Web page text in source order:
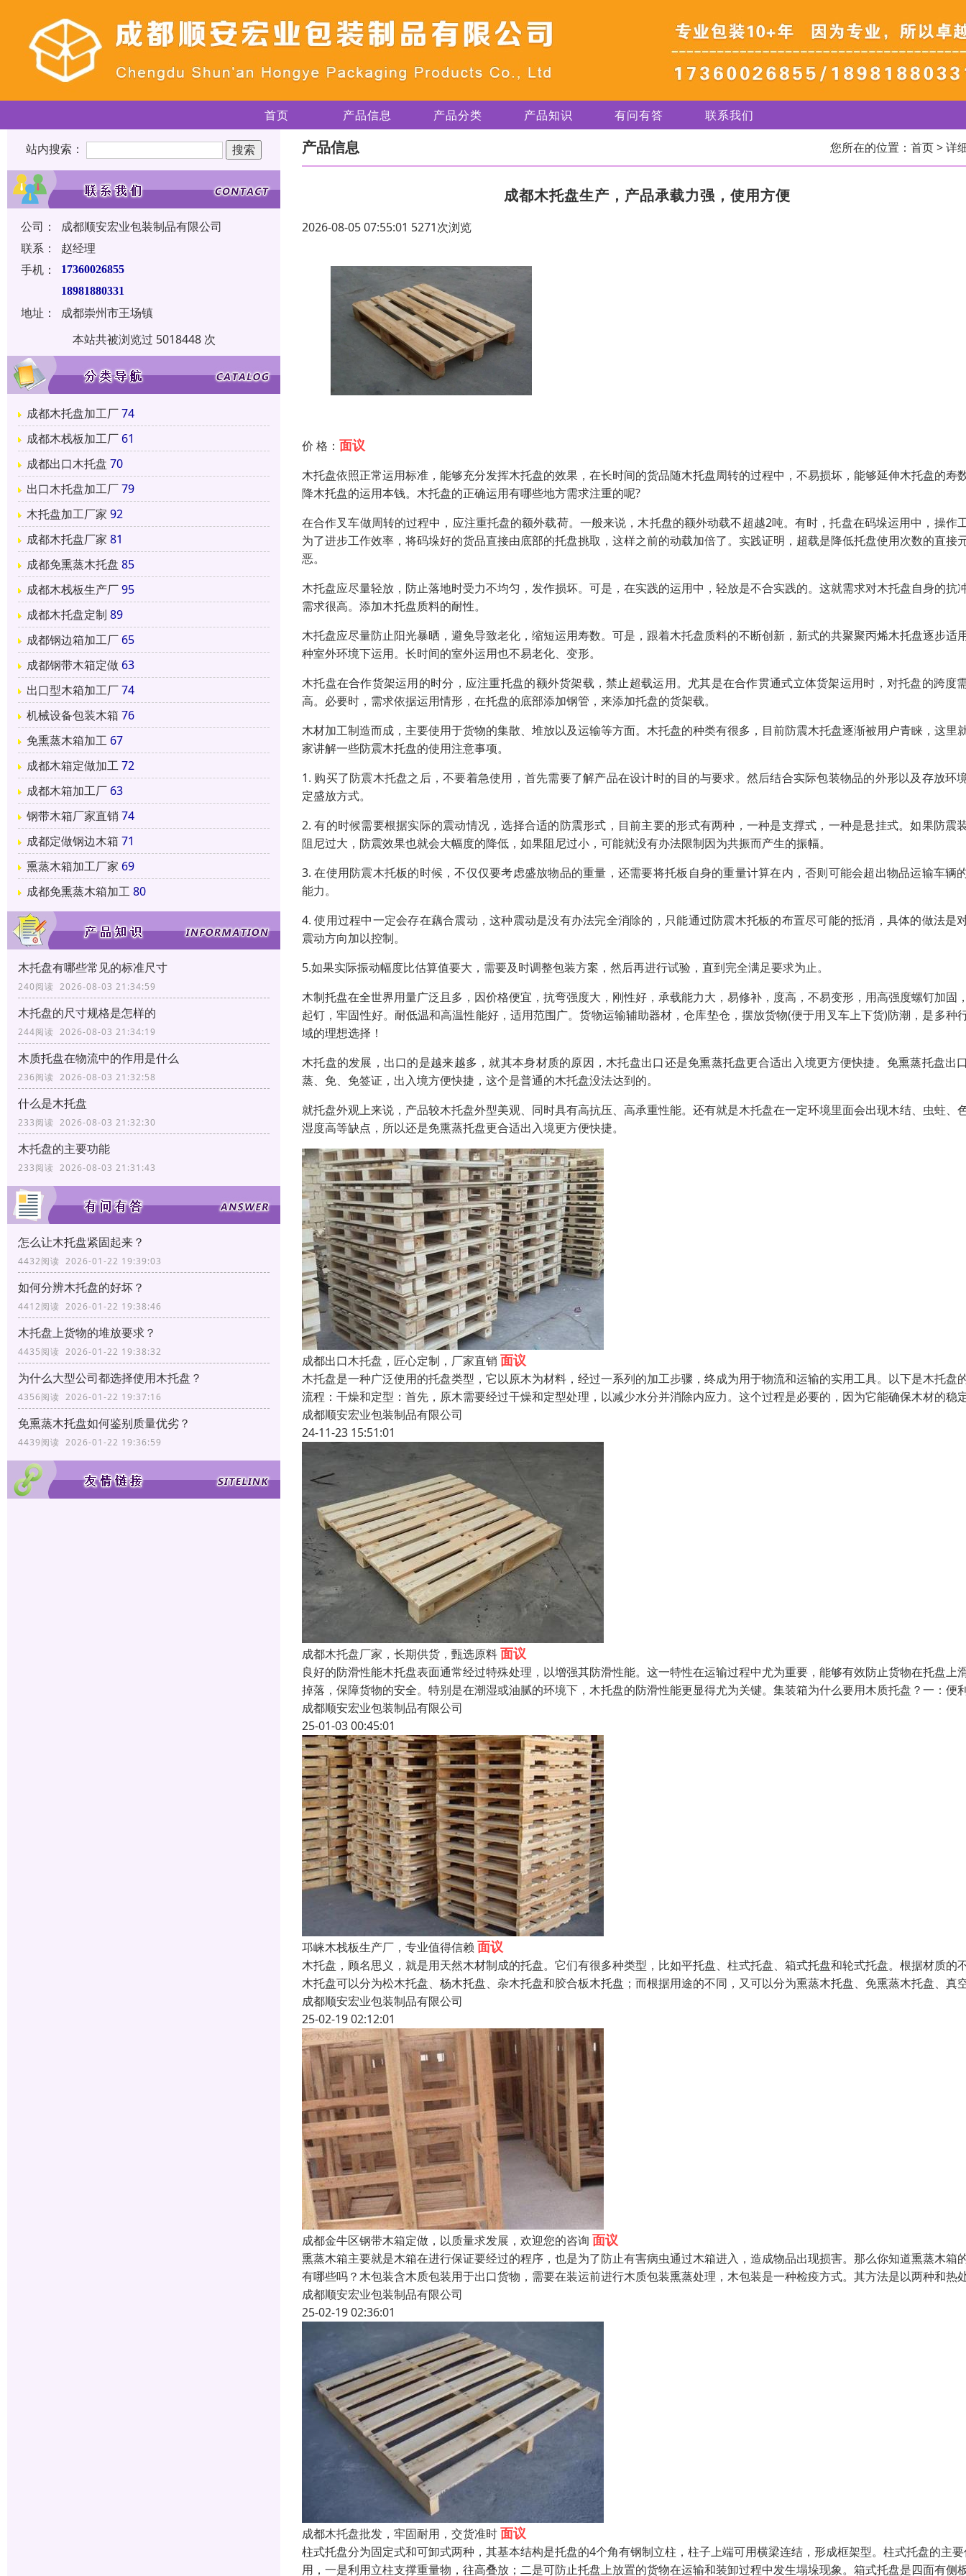
首页 产品信息 产品分类 产品知识 有问有答 联系我们
站内搜索：
公司：
成都顺安宏业包装制品有限公司
联系：
赵经理
手机：
17360026855
18981880331
地址：
成都崇州市王场镇
本站共被浏览过 5018448 次
成都木托盘加工厂74
成都木栈板加工厂 61
成都出口木托盘 70
出口木托盘加工厂79
木托盘加工厂家 92
成都木托盘厂家 81
成都免熏蒸木托盘 85
成都木栈板生产厂95
成都木托盘定制 89
成都钢边箱加工厂 65
成都钢带木箱定做 63
出口型木箱加工厂74
机械设备包装木箱 76
免熏蒸木箱加工 67
成都木箱定做加工72
成都木箱加工厂 63
钢带木箱厂家直销 74
成都定做钢边木箱 71
熏蒸木箱加工厂家 69
成都免熏蒸木箱加工80
木托盘有哪些常见的标准尺寸
240阅读 2026-08-03 21:34:59
木托盘的尺寸规格是怎样的
244阅读 2026-08-03 21:34:19
木质托盘在物流中的作用是什么
236阅读 2026-08-03 21:32:58
什么是木托盘
233阅读 2026-08-03 21:32:30
木托盘的主要功能
233阅读 2026-08-03 21:31:43
怎么让木托盘紧固起来？
4432阅读 2026-01-22 19:39:03
如何分辨木托盘的好坏？
4412阅读 2026-01-22 19:38:46
木托盘上货物的堆放要求？
4435阅读 2026-01-22 19:38:32
为什么大型公司都选择使用木托盘？
4356阅读 2026-01-22 19:37:16
免熏蒸木托盘如何鉴别质量优劣？
4439阅读 2026-01-22 19:36:59
产品信息 您所在的位置： 首页> 详
成都木托盘生产，产品承载力强，使用方便
2026-08-05 07:55:01 5271次浏览
价 格： 面议
木托盘依照正常运用标准，能够充分发挥木托盘的效果，在长时间的货品随木托盘周转的过程中，不易损坏，能够延伸木托盘的寿
降木托盘的运用本钱。木托盘的正确运用有哪些地方需求注重的呢?
在合作叉车做周转的过程中，应注重托盘的额外载荷。一般来说，木托盘的额外动载不超越2吨。有时，托盘在码垛运用中，操作
为了进步工作效率，将码垛好的货品直接由底部的托盘挑取，这样之前的动载加倍了。实践证明，超载是降低托盘使用次数的直接
恶。
木托盘应尽量轻放，防止落地时受力不均匀，发作损坏。可是，在实践的运用中，轻放是不合实践的。这就需求对木托盘自身的抗
需求很高。添加木托盘质料的耐性。
木托盘应尽量防止阳光暴晒，避免导致老化，缩短运用寿数。可是，跟着木托盘质料的不断创新，新式的共聚聚丙烯木托盘逐步适
种室外环境下运用。长时间的室外运用也不易老化、变形。
木托盘在合作货架运用的时分，应注重托盘的额外货架载，禁止超载运用。尤其是在合作贯通式立体货架运用时，对托盘的跨度
高。必要时，需求依据运用情形，在托盘的底部添加钢管，来添加托盘的货架载。
木材加工制造而成，主要使用于货物的集散、堆放以及运输等方面。木托盘的种类有很多，目前防震木托盘逐渐被用户青睐，这里
家讲解一些防震木托盘的使用注意事项。
1. 购买了防震木托盘之后，不要着急使用，首先需要了解产品在设计时的目的与要求。然后结合实际包装物品的外形以及存放环
定盛放方式。
2. 有的时候需要根据实际的震动情况，选择合适的防震形式，目前主要的形式有两种，一种是支撑式，一种是悬挂式。如果防震
阻尼过大，防震效果也就会大幅度的降低，如果阻尼过小，可能就没有办法限制因为共振而产生的振幅。
3. 在使用防震木托板的时候，不仅仅要考虑盛放物品的重量，还需要将托板自身的重量计算在内，否则可能会超出物品运输车辆
能力。
4. 使用过程中一定会存在藕合震动，这种震动是没有办法完全消除的，只能通过防震木托板的布置尽可能的抵消，具体的做法是
震动方向加以控制。
5.如果实际振动幅度比估算值要大，需要及时调整包装方案，然后再进行试验，直到完全满足要求为止。
木制托盘在全世界用量广泛且多，因价格便宜，抗弯强度大，刚性好，承载能力大，易修补，度高，不易变形，用高强度螺钉加固
起钉，牢固性好。耐低温和高温性能好，适用范围广。货物运输辅助器材，仓库垫仓，摆放货物(便于用叉车上下货)防潮，是多种
域的理想选择！
木托盘的发展，出口的是越来越多，就其本身材质的原因，木托盘出口还是免熏蒸托盘更合适出入境更方便快捷。免熏蒸托盘出
蒸、免、免签证，出入境方便快捷，这个是普通的木托盘没法达到的。
就托盘外观上来说，产品较木托盘外型美观、同时具有高抗压、高承重性能。还有就是木托盘在一定环境里面会出现木结、虫蛀、
湿度高等缺点，所以还是免熏蒸托盘更合适出入境更方便快捷。
成都出口木托盘，匠心定制，厂家直销 面议
木托盘是一种广泛使用的托盘类型，它以原木为材料，经过一系列的加工步骤，终成为用于物流和运输的实用工具。以下是木托盘
流程：干燥和定型：首先，原木需要经过干燥和定型处理，以减少水分并消除内应力。这个过程是必要的，因为它能确保木材的稳
成都顺安宏业包装制品有限公司
24-11-23 15:51:01
成都木托盘厂家，长期供货，甄选原料面议
良好的防滑性能木托盘表面通常经过特殊处理，以增强其防滑性能。这一特性在运输过程中尤为重要，能够有效防止货物在托盘上
掉落，保障货物的安全。特别是在潮湿或油腻的环境下，木托盘的防滑性能更显得尤为关键。集装箱为什么要用木质托盘？一：便
成都顺安宏业包装制品有限公司
25-01-03 00:45:01
邛崃木栈板生产厂，专业值得信赖 面议
木托盘，顾名思义，就是用天然木材制成的托盘。它们有很多种类型，比如平托盘、柱式托盘、箱式托盘和轮式托盘。根据材质的
木托盘可以分为松木托盘、杨木托盘、杂木托盘和胶合板木托盘；而根据用途的不同，又可以分为熏蒸木托盘、免熏蒸木托盘、真
成都顺安宏业包装制品有限公司
25-02-19 02:12:01
成都金牛区钢带木箱定做，以质量求发展，欢迎您的咨询 面议
熏蒸木箱主要就是木箱在进行保证要经过的程序，也是为了防止有害病虫通过木箱进入，造成物品出现损害。那么你知道熏蒸木箱
有哪些吗？木包装含木质包装用于出口货物，需要在装运前进行木质包装熏蒸处理，木包装是一种检疫方式。其方法是以两种和热
成都顺安宏业包装制品有限公司
25-02-19 02:36:01
成都木托盘批发，牢固耐用，交货准时面议
柱式托盘分为固定式和可卸式两种，其基本结构是托盘的4个角有钢制立柱，柱子上端可用横梁连结，形成框架型。柱式托盘的主
用，一是利用立柱支撑重量物，往高叠放；二是可防止托盘上放置的货物在运输和装卸过程中发生塌垛现象。箱式托盘是四面有侧